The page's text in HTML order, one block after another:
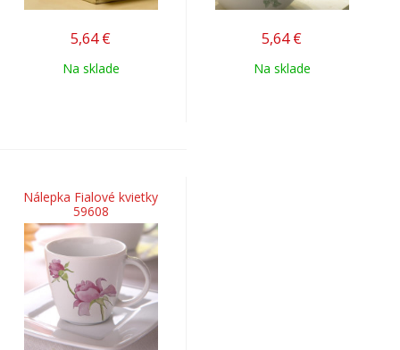
5,64 €
Na sklade
5,64 €
Na sklade
Nálepka Fialové kvietky
59608